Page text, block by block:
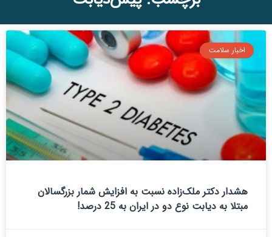
اخبار سلامت
هشدار دکتر ملک‌زاده نسبت به افزایش شمار بزرگسالان
مبتلا به دیابت نوع دو در ایران به 25 درصد!